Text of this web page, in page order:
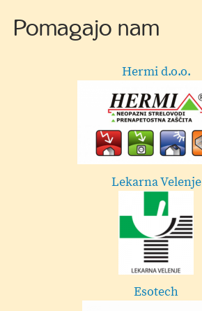
Pomagajo nam
Hermi d.o.o.
Lekarna Velenje
Esotech